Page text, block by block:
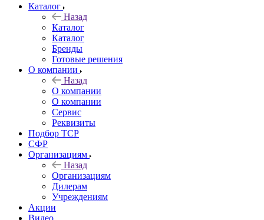
Каталог
Назад
Каталог
Каталог
Бренды
Готовые решения
О компании
Назад
О компании
О компании
Сервис
Реквизиты
Подбор ТСР
СФР
Организациям
Назад
Организациям
Дилерам
Учреждениям
Акции
Видео